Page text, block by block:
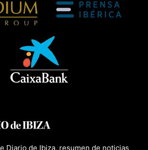
Diario de Ibiza, resumen de noticias